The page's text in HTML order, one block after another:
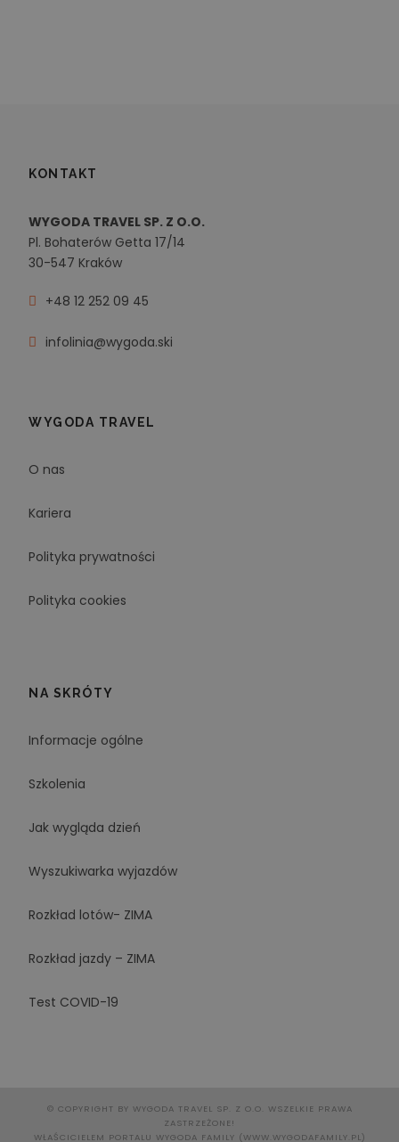
KONTAKT
WYGODA TRAVEL SP. Z O.O.
Pl. Bohaterów Getta 17/14
30-547 Kraków
+48 12 252 09 45
infolinia@wygoda.ski
WYGODA TRAVEL
O nas
Kariera
Polityka prywatności
Polityka cookies
NA SKRÓTY
Informacje ogólne
Szkolenia
Jak wygląda dzień
Wyszukiwarka wyjazdów
Rozkład lotów- ZIMA
Rozkład jazdy – ZIMA
Test COVID-19
© COPYRIGHT BY WYGODA TRAVEL SP. Z O.O. WSZELKIE PRAWA
ZASTRZEŻONE!
WŁAŚCICIELEM PORTALU WYGODA FAMILY (WWW.WYGODAFAMILY.PL)